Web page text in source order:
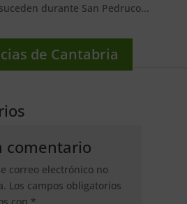
durante San Pedruco...
de Cantabria
comentario
correo electrónico no
Los campos obligatorios